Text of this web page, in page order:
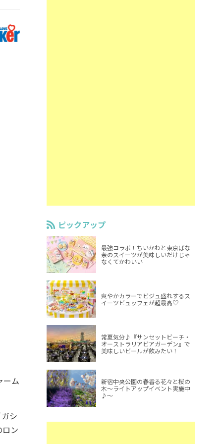
ーム
シ
ン
ピックアップ
最強コラボ！ちいかわと東京ばな
奈のスイーツが美味しいだけじゃ
なくてかわいい
爽やかカラーでビジュ盛れするス
イーツビュッフェが超最高♡
常夏気分♪『サンセットビーチ・
オーストラリアビアガーデン』で
美味しいビールが飲みたい！
新宿中央公園の春香る花々と桜の
木～ライトアップイベント実施中
♪～